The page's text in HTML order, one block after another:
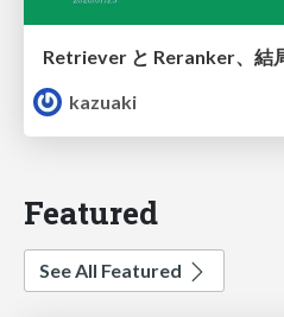
Retriever と Reranker、結
kazuaki
Featured
See All Featured